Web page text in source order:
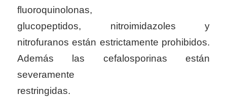
fluoroquinolonas,
glucopeptidos, nitroimidazoles y
nitrofuranos están estrictamente prohibidos.
Además las cefalosporinas están
severamente
restringidas.